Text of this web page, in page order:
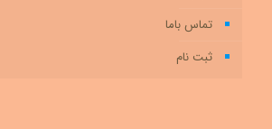
تماس باما
ثبت نام